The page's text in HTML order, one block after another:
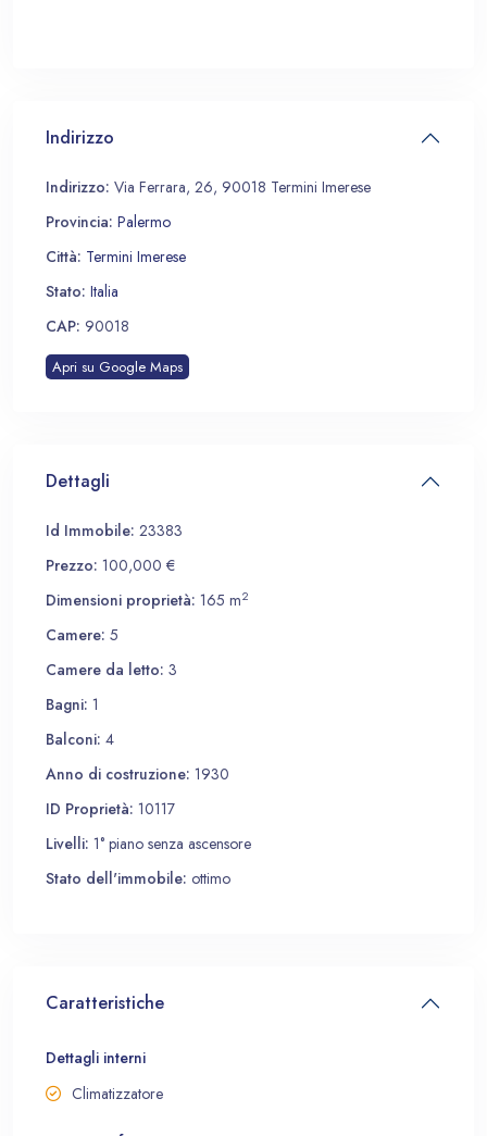
Indirizzo
Indirizzo: Via Ferrara, 26, 90018 Termini Imerese
Provincia: Palermo
Città: Termini Imerese
Stato: Italia
CAP: 90018
Apri su Google Maps
Dettagli
Id Immobile: 23383
Prezzo: 100,000 €
Dimensioni proprietà: 165 m2
Camere: 5
Camere da letto: 3
Bagni: 1
Balconi: 4
Anno di costruzione: 1930
ID Proprietà: 10117
Livelli: 1° piano senza ascensore
Stato dell'immobile: ottimo
Caratteristiche
Dettagli interni
Climatizzatore